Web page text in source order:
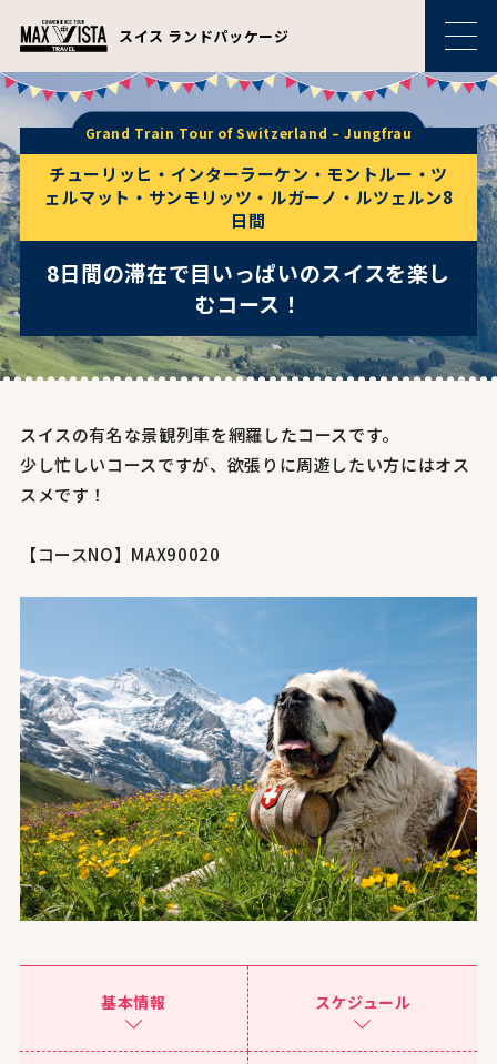
スイス ランドパッケージ
Grand Train Tour of Switzerland – Jungfrau
チューリッヒ・インターラーケン・モントルー・ツ
ェルマット・サンモリッツ・ルガーノ・ルツェルン8
日間
8日間の滞在で目いっぱいのスイスを楽し
むコース！
スイスの有名な景観列車を網羅したコースです。
少し忙しいコースですが、欲張りに周遊したい方にはオス
スメです！
【コースNO】MAX90020
基本情報 スケジュール